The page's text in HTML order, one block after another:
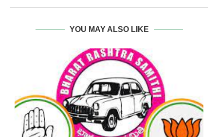
YOU MAY ALSO LIKE